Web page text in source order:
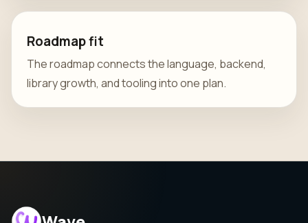
Roadmap fit
The roadmap connects the language, backend,
library growth, and tooling into one plan.